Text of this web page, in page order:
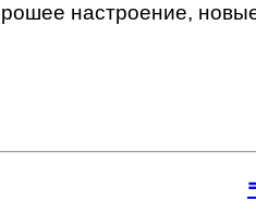
настроение,